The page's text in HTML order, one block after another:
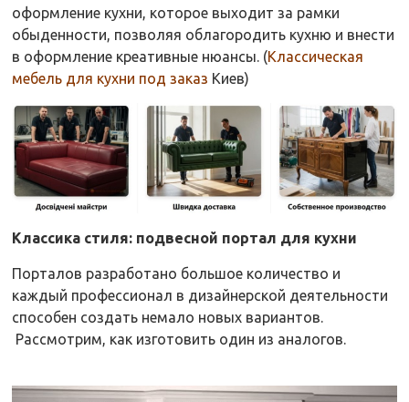
оформление кухни, которое выходит за рамки
обыденности, позволяя облагородить кухню и внести
в оформление креативные нюансы. (Классическая
мебель для кухни под заказ Киев)
Классика стиля: подвесной портал для кухни
Порталов разработано большое количество и
каждый профессионал в дизайнерской деятельности
способен создать немало новых вариантов.
Рассмотрим, как изготовить один из аналогов.